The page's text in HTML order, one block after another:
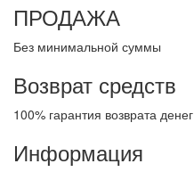
ПРОДАЖА
Без минимальной суммы
Возврат средств
100% гарантия возврата денег
Информация